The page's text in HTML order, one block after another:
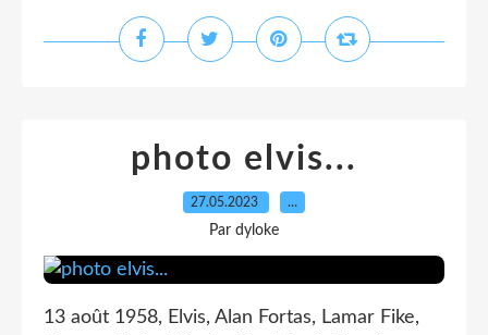
photo elvis...
27.05.2023 …
Par dyloke
13 août 1958, Elvis, Alan Fortas, Lamar Fike,